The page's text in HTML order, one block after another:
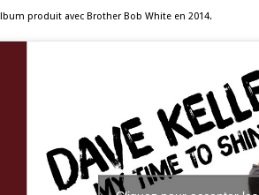
produit avec Brother Bob White en 2014.